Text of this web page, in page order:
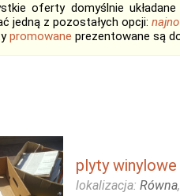
oferty domyślnie
jedną z pozostałych opcji:
promowane prezentowane są
plyty
lokalizacja: Równa,